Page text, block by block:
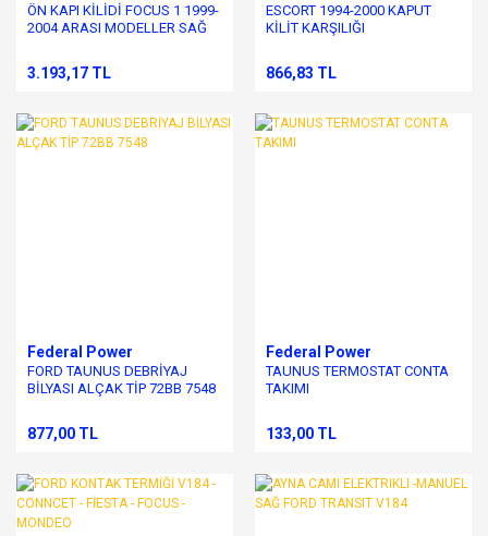
ÖN KAPI KİLİDİ FOCUS 1 1999-
2004 ARASI MODELLER SAĞ
3.193,17 TL
ESCORT 1994-2000 KAPUT
KİLİT KARŞILIĞI
866,83 TL
Federal Power
FORD TAUNUS DEBRİYAJ
BİLYASI ALÇAK TİP 72BB 7548
877,00 TL
Federal Power
TAUNUS TERMOSTAT CONTA
TAKIMI
133,00 TL